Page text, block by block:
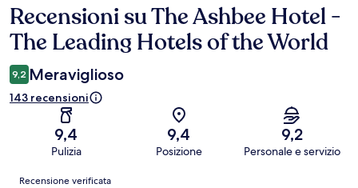
Recensioni
Recensioni su The Ashbee Hotel -
The Leading Hotels of the World
9,2 Meraviglioso
143 recensioni
9,4
Pulizia
9,4
Posizione
9,2
Personale e servizio
Recensioni
Recensione verificata